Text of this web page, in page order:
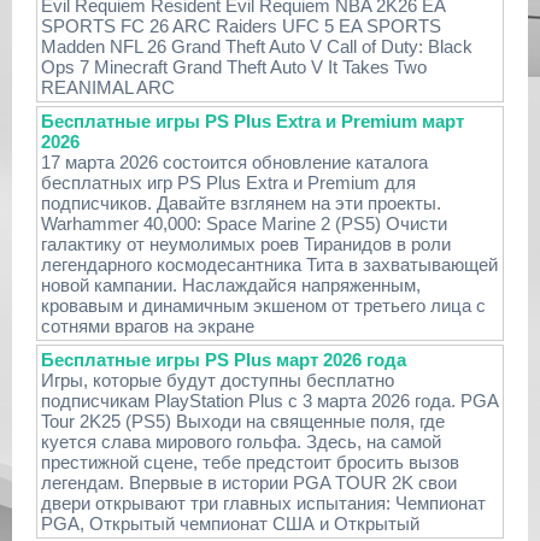
Evil Requiem Resident Evil Requiem NBA 2K26 EA
SPORTS FC 26 ARC Raiders UFC 5 EA SPORTS
Madden NFL 26 Grand Theft Auto V Call of Duty: Black
Ops 7 Minecraft Grand Theft Auto V It Takes Two
REANIMAL ARC
Бесплатные игры PS Plus Extra и Premium март
2026
17 марта 2026 состоится обновление каталога
бесплатных игр PS Plus Extra и Premium для
подписчиков. Давайте взглянем на эти проекты.
Warhammer 40,000: Space Marine 2 (PS5) Очисти
галактику от неумолимых роев Тиранидов в роли
легендарного космодесантника Тита в захватывающей
новой кампании. Наслаждайся напряженным,
кровавым и динамичным экшеном от третьего лица с
сотнями врагов на экране
Бесплатные игры PS Plus март 2026 года
Игры, которые будут доступны бесплатно
подписчикам PlayStation Plus с 3 марта 2026 года. PGA
Tour 2K25 (PS5) Выходи на священные поля, где
куется слава мирового гольфа. Здесь, на самой
престижной сцене, тебе предстоит бросить вызов
легендам. Впервые в истории PGA TOUR 2K свои
двери открывают три главных испытания: Чемпионат
PGA, Открытый чемпионат США и Открытый